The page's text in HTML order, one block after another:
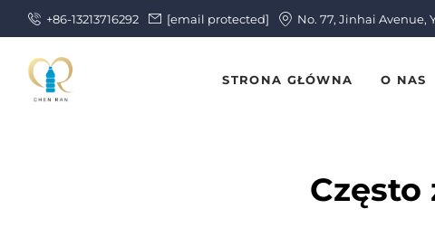
+86-13213716292 [email protected] No. 77, Jinhai Avenue,
STRONA GŁÓWNA O NAS